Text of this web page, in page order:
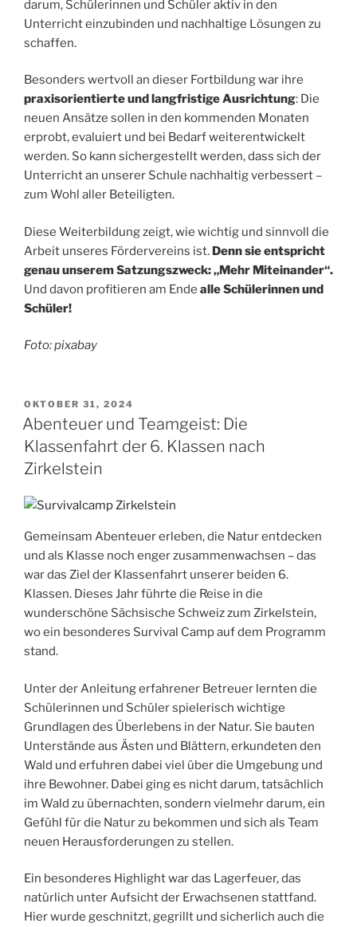
darum, Schülerinnen und Schüler aktiv in den
Unterricht einzubinden und nachhaltige Lösungen zu
schaffen.
Besonders wertvoll an dieser Fortbildung war ihre
praxisorientierte und langfristige Ausrichtung: Die
neuen Ansätze sollen in den kommenden Monaten
erprobt, evaluiert und bei Bedarf weiterentwickelt
werden. So kann sichergestellt werden, dass sich der
Unterricht an unserer Schule nachhaltig verbessert –
zum Wohl aller Beteiligten.
Diese Weiterbildung zeigt, wie wichtig und sinnvoll die
Arbeit unseres Fördervereins ist. Denn sie entspricht
genau unserem Satzungszweck: „Mehr Miteinander“.
Und davon profitieren am Ende alle Schülerinnen und
Schüler!
Foto: pixabay
VERÖFFENTLICHT
AM
OKTOBER 31, 2024
Abenteuer und Teamgeist: Die
Klassenfahrt der 6. Klassen nach
Zirkelstein
Gemeinsam Abenteuer erleben, die Natur entdecken
und als Klasse noch enger zusammenwachsen – das
war das Ziel der Klassenfahrt unserer beiden 6.
Klassen. Dieses Jahr führte die Reise in die
wunderschöne Sächsische Schweiz zum Zirkelstein,
wo ein besonderes Survival Camp auf dem Programm
stand.
Unter der Anleitung erfahrener Betreuer lernten die
Schülerinnen und Schüler spielerisch wichtige
Grundlagen des Überlebens in der Natur. Sie bauten
Unterstände aus Ästen und Blättern, erkundeten den
Wald und erfuhren dabei viel über die Umgebung und
ihre Bewohner. Dabei ging es nicht darum, tatsächlich
im Wald zu übernachten, sondern vielmehr darum, ein
Gefühl für die Natur zu bekommen und sich als Team
neuen Herausforderungen zu stellen.
Ein besonderes Highlight war das Lagerfeuer, das
natürlich unter Aufsicht der Erwachsenen stattfand.
Hier wurde geschnitzt, gegrillt und sicherlich auch die